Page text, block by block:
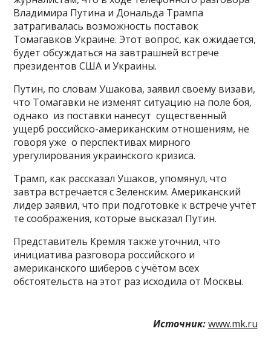
Владимира Путина и Дональда Трампа
затрагивалась возможность поставок
Томагавков Украине. Этот вопрос, как ожидается,
будет обсуждаться на завтрашней встрече
президентов США и Украины.
Путин, по словам Ушакова, заявил своему визави,
что Томагавки не изменят ситуацию на поле боя,
однако из поставки нанесут существенный
ущерб российско-американским отношениям, не
говоря уже о перспективах мирного
урегулирования украинского кризиса.
Трамп, как рассказал Ушаков, упомянул, что
завтра встречается с Зеленским. Американский
лидер заявил, что при подготовке к встрече учтёт
те соображения, которые высказал Путин.
Представитель Кремля также уточнил, что
инициатива разговора российского и
американского шиберов с учётом всех
обстоятельств на этот раз исходила от Москвы.
Источник: www.mk.ru